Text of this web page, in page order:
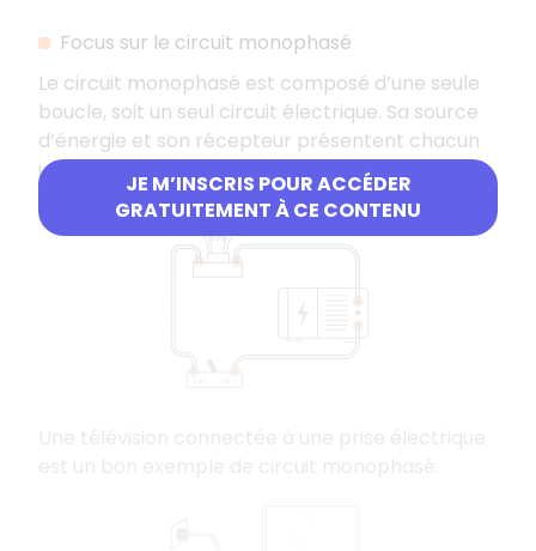
JE M’INSCRIS POUR ACCÉDER
GRATUITEMENT À CE CONTENU
Focus sur le circuit monophasé
Le circuit monophasé est composé d’une seule
boucle, soit un seul circuit électrique. Sa source
d’énergie et son récepteur présentent chacun
un pôle d’entrée et un pôle de sortie.